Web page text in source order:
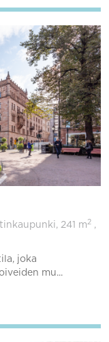
241 m 2 ,
joka
mu...